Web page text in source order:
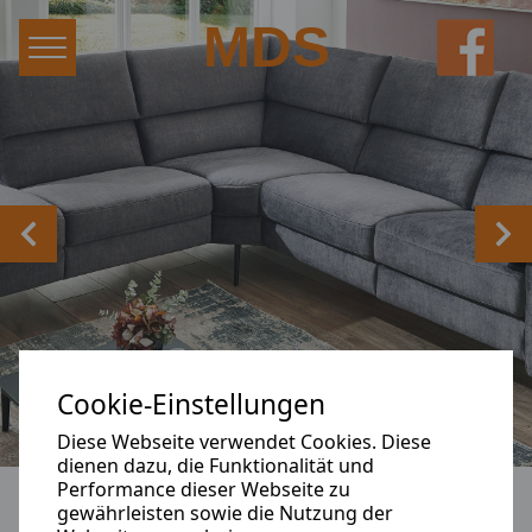
Hauptnavigation
Zum Inhalt
Zurück
MDS
Cookie-Einstellungen
Diese Webseite verwendet Cookies. Diese
dienen dazu, die Funktionalität und
Performance dieser Webseite zu
gewährleisten sowie die Nutzung der